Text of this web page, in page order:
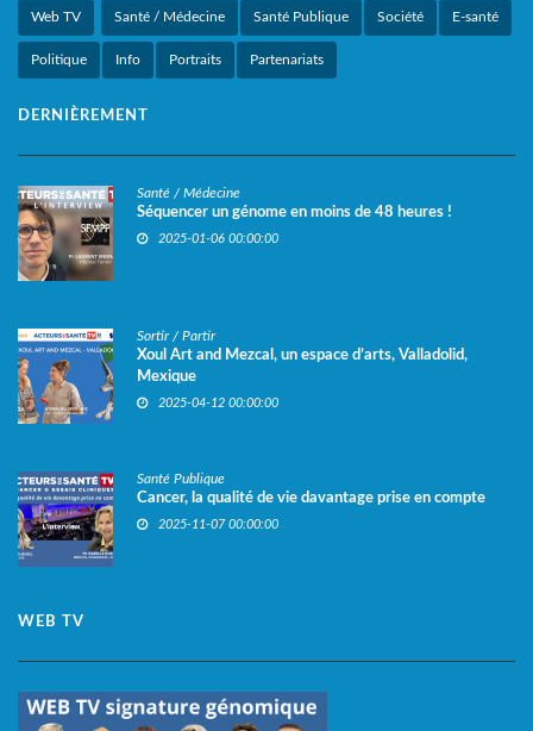
Web TV Santé / Médecine Santé Publique Société E-santé
Politique Info Portraits Partenariats
DERNIÈREMENT
Santé / Médecine
Séquencer un génome en moins de 48 heures !
2025-01-06 00:00:00
Sortir / Partir
Xoul Art and Mezcal, un espace d’arts, Valladolid,
Mexique
2025-04-12 00:00:00
Santé Publique
Cancer, la qualité de vie davantage prise en compte
2025-11-07 00:00:00
WEB TV